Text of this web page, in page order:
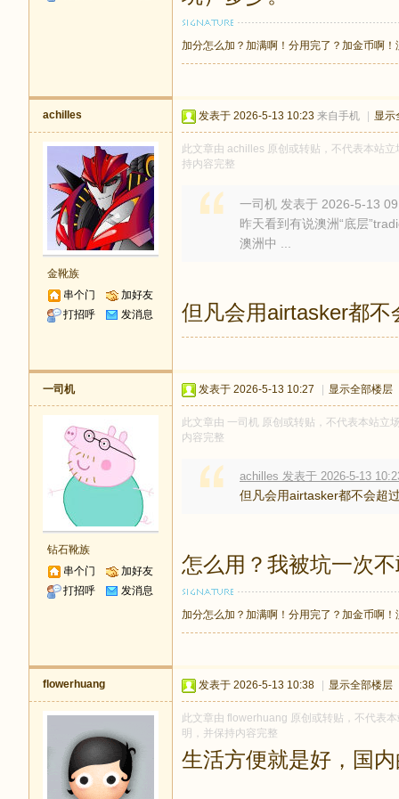
加分怎么加？加满啊！分用完了？加金币啊！
achilles
金靴族
串个门
加好友
打招呼
发消息
发表于 2026-5-13 10:23 来自手机 显示
此文章由 achilles 原创或转贴，不代表本站
持内容完整
一司机 发表于 2026-5-13
昨天看到有说澳洲“底层
澳洲中 ...
但凡会用airtasker都不
一司机
钻石靴族
串个门
加好友
打招呼
发消息
发表于 2026-5-13 10:27 显示全部楼层
此文章由 一司机 原创或转贴，不代表本站立
内容完整
achilles 发表于 2026-5-13
但凡会用airtasker都不会超
怎么用？我被坑一次
加分怎么加？加满啊！分用完了？加金币啊！
flowerhuang 发表于 2026-5-13 10:38 显示全部楼层
此文章由 flowerhuang 原创或转贴，不代表
明，并保持内容完整
生活方便就是好，国